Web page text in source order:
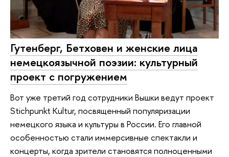
Гутенберг, Бетховен и женские лица
немецкоязычной поэзии: культурный
проект с погружением
Вот уже третий год сотрудники Вышки ведут проект
Stichpunkt Kultur, посвященный популяризации
немецкого языка и культуры в России. Его главной
особенностью стали иммерсивные спектакли и
концерты, когда зрители становятся полноценными